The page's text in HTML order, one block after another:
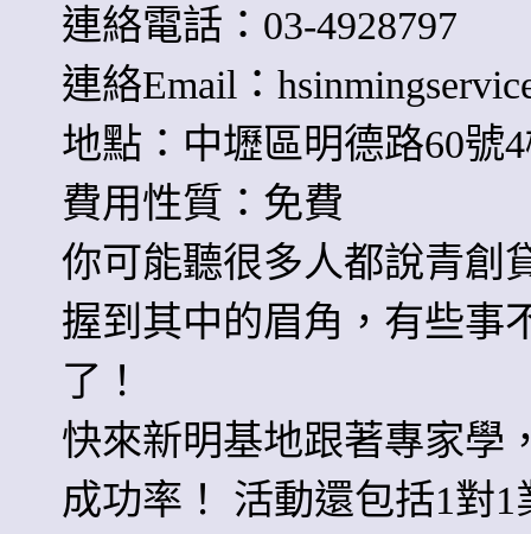
連絡電話：03-4928797
連絡Email：
地點：中壢區明德路60號
費用性質：免費
你可能聽很多人都說青創
握到其中的眉角，有些事
了！
快來新明基地跟著專家學
成功率！ 活動還包括1對